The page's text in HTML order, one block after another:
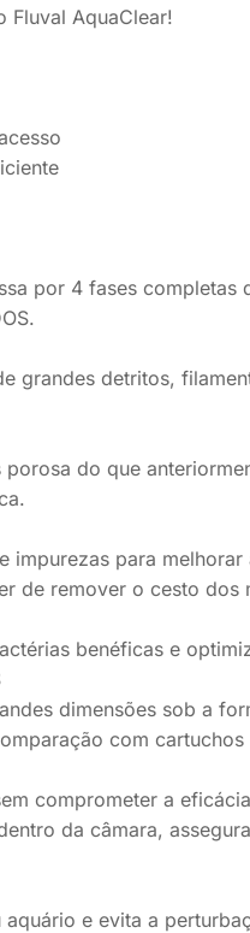
Fluval AquaClear!
por 4 fases
grandes detritos,
do que
impurezas para
de remover o cesto dos
benéficas e
dimensões sob a
com
comprometer a
da câmara,
e evita a